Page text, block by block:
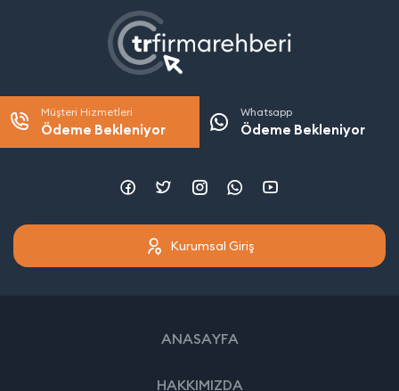
Müşteri Hizmetleri
Ödeme Bekleniyor
Whatsapp
Ödeme Bekleniyor
Kurumsal Giriş
ANASAYFA
HAKKIMIZDA